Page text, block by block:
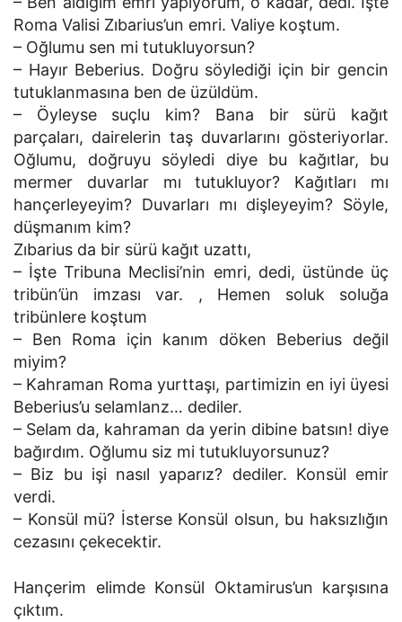
Roma Valisi Zıbarius’un emri. Valiye koştum.
– Oğlumu sen mi tutukluyorsun?
– Hayır Beberius. Doğru söylediği için bir gencin
tutuklanmasına ben de üzüldüm.
– Öyleyse suçlu kim? Bana bir sürü kağıt
parçaları, dairelerin taş duvarlarını gösteriyorlar.
Oğlumu, doğruyu söyledi diye bu kağıtlar, bu
mermer duvarlar mı tutukluyor? Kağıtları mı
hançerleyeyim? Duvarları mı dişleyeyim? Söyle,
düşmanım kim?
Zıbarius da bir sürü kağıt uzattı,
– İşte Tribuna Meclisi’nin emri, dedi, üstünde üç
tribün’ün imzası var. , Hemen soluk soluğa
tribünlere koştum
– Ben Roma için kanım döken Beberius değil
miyim?
– Kahraman Roma yurttaşı, partimizin en iyi üyesi
Beberius’u selamlanz… dediler.
– Selam da, kahraman da yerin dibine batsın! diye
bağırdım. Oğlumu siz mi tutukluyorsunuz?
– Biz bu işi nasıl yaparız? dediler. Konsül emir
verdi.
– Konsül mü? İsterse Konsül olsun, bu haksızlığın
cezasını çekecektir.
Hançerim elimde Konsül Oktamirus’un karşısına
çıktım.